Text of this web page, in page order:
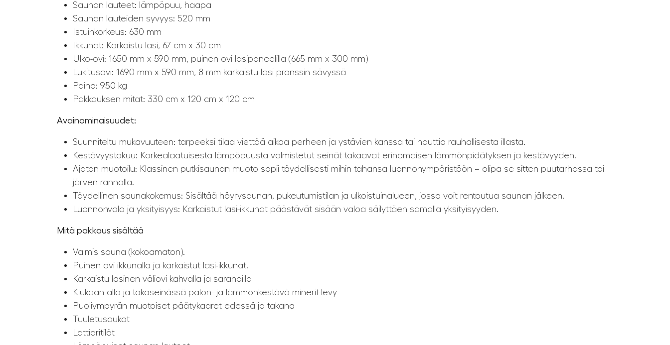
Saunan lauteet: lämpöpuu, haapa
Saunan lauteiden syvyys: 520 mm
Istuinkorkeus: 630 mm
Ikkunat: Karkaistu lasi, 67 cm x 30 cm
Ulko-ovi: 1650 mm x 590 mm, puinen ovi lasipaneelilla (665 mm x 300 mm)
Lukitusovi: 1690 mm x 590 mm, 8 mm karkaistu lasi pronssin sävyssä
Paino: 950 kg
Pakkauksen mitat: 330 cm x 120 cm x 120 cm
Avainominaisuudet:
Suunniteltu mukavuuteen: tarpeeksi tilaa viettää aikaa perheen ja ystävien kanssa tai nauttia rauhallisesta illasta.
Kestävyystakuu: Korkealaatuisesta lämpöpuusta valmistetut seinät takaavat erinomaisen lämmönpidätyksen ja kestävyyden.
Ajaton muotoilu: Klassinen putkisaunan muoto sopii täydellisesti mihin tahansa luonnonympäristöön – olipa se sitten puutarhassa tai
järven rannalla.
Täydellinen saunakokemus: Sisältää höyrysaunan, pukeutumistilan ja ulkoistuinalueen, jossa voit rentoutua saunan jälkeen.
Luonnonvalo ja yksityisyys: Karkaistut lasi-ikkunat päästävät sisään valoa säilyttäen samalla yksityisyyden.
Mitä pakkaus sisältää
Valmis sauna (kokoamaton).
Puinen ovi ikkunalla ja karkaistut lasi-ikkunat.
Karkaistu lasinen väliovi kahvalla ja saranoilla
Kiukaan alla ja takaseinässä palon- ja lämmönkestävä minerit-levy
Puoliympyrän muotoiset päätykaaret edessä ja takana
Tuuletusaukot
Lattiaritilät